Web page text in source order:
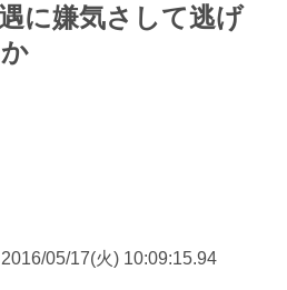
に嫌気さして逃げ
2016/05/17(火) 10:09:15.94